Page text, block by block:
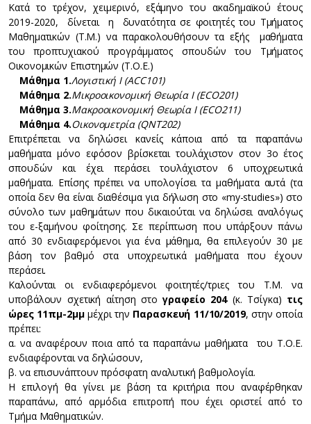
Κατά το τρέχον, χειμερινό, εξάμηνο του ακαδημαϊκού έτους
2019-2020, δίνεται η δυνατότητα σε φοιτητές του Τμήματος
Μαθηματικών (Τ.Μ.) να παρακολουθήσουν τα εξής μαθήματα
του προπτυχιακού προγράμματος σπουδών του Τμήματος
Οικονομικών Επιστημών (Τ.Ο.Ε.)
Μάθημα 1.Λογιστική Ι (ACC101)
Μάθημα 2.Μικροοικονομική Θεωρία I (ECO201)
Μάθημα 3.Μακροοικονομική Θεωρία Ι (ECO211)
Μάθημα 4.Οικονομετρία (QNT202)
Επιτρέπεται να δηλώσει κανείς κάποια από τα παραπάνω
μαθήματα μόνο εφόσον βρίσκεται τουλάχιστον στον 3ο έτος
σπουδών και έχει περάσει τουλάχιστον 6 υποχρεωτικά
μαθήματα. Επίσης πρέπει να υπολογίσει τα μαθήματα αυτά (τα
οποία δεν θα είναι διαθέσιμα για δήλωση στο «my-studies») στο
σύνολο των μαθημάτων που δικαιούται να δηλώσει αναλόγως
του ε-ξαμήνου φοίτησης. Σε περίπτωση που υπάρξουν πάνω
από 30 ενδιαφερόμενοι για ένα μάθημα, θα επιλεγούν 30 με
βάση τον βαθμό στα υποχρεωτικά μαθήματα που έχουν
περάσει.
Καλούνται οι ενδιαφερόμενοι φοιτητές/τριες του Τ.Μ. να
υποβάλουν σχετική αίτηση στογραφείο 204(κ. Τσίγκα) τις
ώρες 11πμ-2μμμέχρι την Παρασκευή 11/10/2019, στην οποία
πρέπει:
α. να αναφέρουν ποια από τα παραπάνω μαθήματα του Τ.Ο.Ε.
ενδιαφέρονται να δηλώσουν,
β. να επισυνάπτουν πρόσφατη αναλυτική βαθμολογία.
Η επιλογή θα γίνει με βάση τα κριτήρια που αναφέρθηκαν
παραπάνω, από αρμόδια επιτροπή που έχει οριστεί από το
Τμήμα Μαθηματικών.